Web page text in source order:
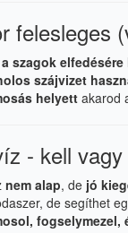
felesleges
szagok
szájvizet
helyettakarod
- kell
nem alap, de jó
de segíthet
fogselymezel,